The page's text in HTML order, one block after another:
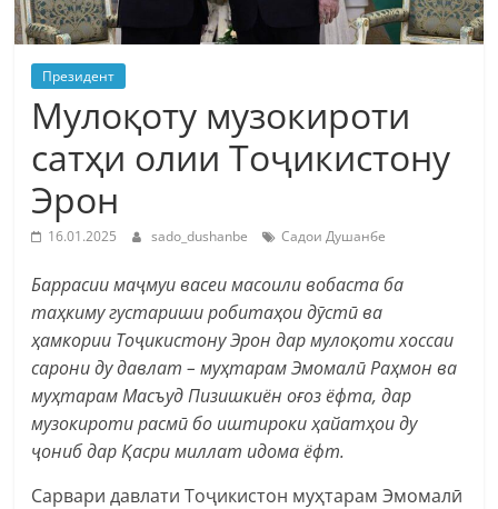
Президент
Мулоқоту музокироти
сатҳи олии Тоҷикистону
Эрон
16.01.2025 sado_dushanbe Садои Душанбе
Баррасии маҷмуи васеи масоили вобаста ба
таҳкиму густариши робитаҳои дӯстӣ ва
ҳамкории Тоҷикистону Эрон дар мулоқоти хоссаи
сарони ду давлат – муҳтарам Эмомалӣ Раҳмон ва
муҳтарам Масъуд Пизишкиён оғоз ёфта, дар
музокироти расмӣ бо иштироки ҳайатҳои ду
ҷониб дар Қасри миллат идома ёфт.
Сарвари давлати Тоҷикистон муҳтарам Эмомалӣ